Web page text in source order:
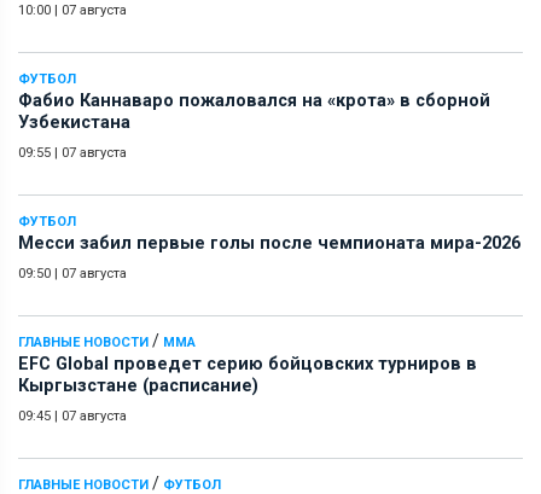
10:00 | 07 августа
ФУТБОЛ
Фабио Каннаваро пожаловался на «крота» в сборной
Узбекистана
09:55 | 07 августа
ФУТБОЛ
Месси забил первые голы после чемпионата мира-2026
09:50 | 07 августа
ГЛАВНЫЕ НОВОСТИ / ММА
EFC Global проведет серию бойцовских турниров в
Кыргызстане (расписание)
09:45 | 07 августа
ГЛАВНЫЕ НОВОСТИ / ФУТБОЛ